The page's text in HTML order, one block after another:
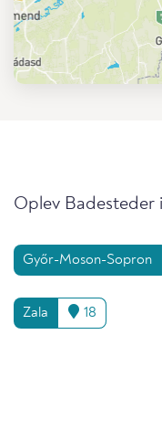
Oplev Badesteder
Győr-Moson-Sopron
Zala 18